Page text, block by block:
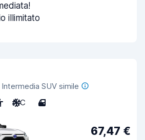
illimitato
SUV simile
A/C 4
67,47 €